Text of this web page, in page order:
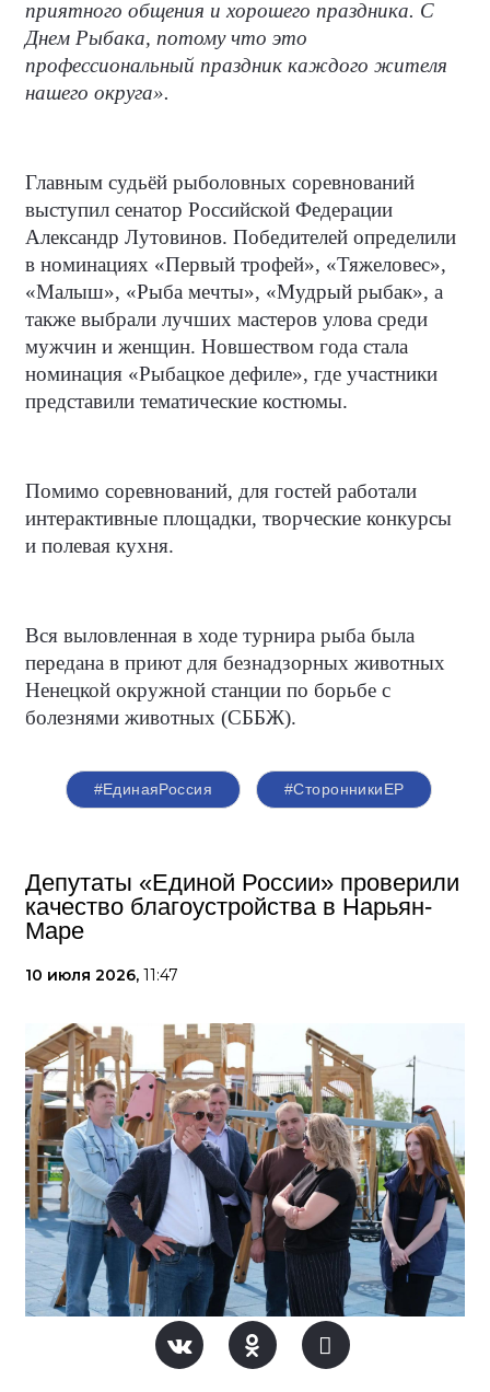
приятного общения и хорошего праздника. С
Днем Рыбака, потому что это
профессиональный праздник каждого жителя
нашего округа».
Главным судьёй рыболовных соревнований
выступил сенатор Российской Федерации
Александр Лутовинов. Победителей определили
в номинациях «Первый трофей», «Тяжеловес»,
«Малыш», «Рыба мечты», «Мудрый рыбак», а
также выбрали лучших мастеров улова среди
мужчин и женщин. Новшеством года стала
номинация «Рыбацкое дефиле», где участники
представили тематические костюмы.
Помимо соревнований, для гостей работали
интерактивные площадки, творческие конкурсы
и полевая кухня.
Вся выловленная в ходе турнира рыба была
передана в приют для безнадзорных животных
Ненецкой окружной станции по борьбе с
болезнями животных (СББЖ).
#ЕдинаяРоссия #СторонникиЕР
Депутаты «Единой России» проверили
качество благоустройства в Нарьян-
Маре
10 июля 2026, 11:47